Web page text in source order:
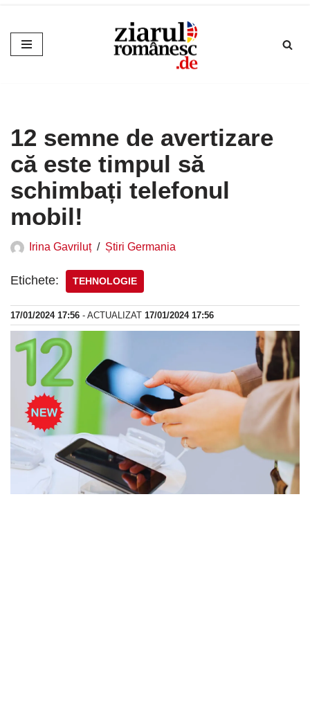
Sari
la
12 semne de avertizare
că este timpul să
schimbați telefonul
mobil!
Irina Gavriluț Știri Germania
Etichete: TEHNOLOGIE
17/01/2024 17:56 - ACTUALIZAT 17/01/2024 17:56